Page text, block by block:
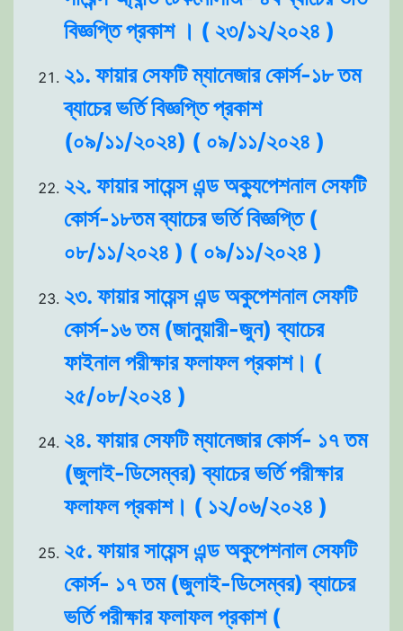
বিজ্ঞপ্তি প্রকাশ । ( ২৩/১২/২০২৪ )
২১. ফায়ার সেফটি ম্যানেজার কোর্স-১৮ তম
ব্যাচের ভর্তি বিজ্ঞপ্তি প্রকাশ
(০৯/১১/২০২৪) ( ০৯/১১/২০২৪ )
২২. ফায়ার সায়েন্স এন্ড অক্যুপেশনাল সেফটি
কোর্স-১৮তম ব্যাচের ভর্তি বিজ্ঞপ্তি (
০৮/১১/২০২৪ ) ( ০৯/১১/২০২৪ )
২৩. ফায়ার সায়েন্স এন্ড অকুপেশনাল সেফটি
কোর্স-১৬ তম (জানুয়ারী-জুন) ব্যাচের
ফাইনাল পরীক্ষার ফলাফল প্রকাশ। (
২৫/০৮/২০২৪ )
২৪. ফায়ার সেফটি ম্যানেজার কোর্স- ১৭ তম
(জুলাই-ডিসেম্বর) ব্যাচের ভর্তি পরীক্ষার
ফলাফল প্রকাশ। ( ১২/০৬/২০২৪ )
২৫. ফায়ার সায়েন্স এন্ড অকুপেশনাল সেফটি
কোর্স- ১৭ তম (জুলাই-ডিসেম্বর) ব্যাচের
ভর্তি পরীক্ষার ফলাফল প্রকাশ (